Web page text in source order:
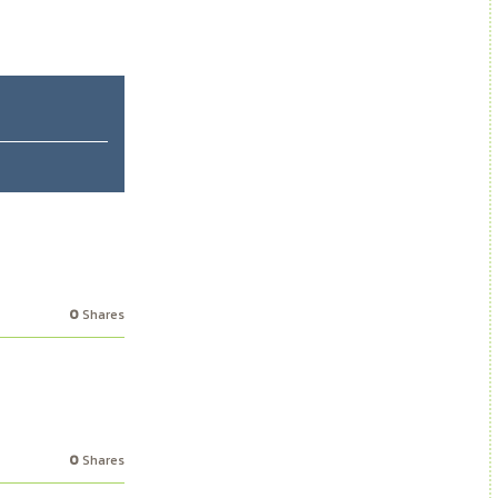
44Shares
0Shares
0Shares